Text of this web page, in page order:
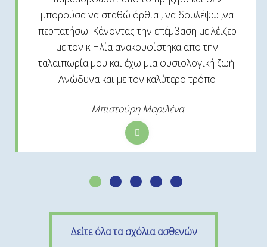
μπορούσα να σταθώ όρθια , να δουλέψω ,να
περπατήσω. Κάνοντας την επέμβαση με λέιζερ
με τον κ Ηλία ανακουφίστηκα απο την
ταλαιπωρία μου και έχω μια φυσιολογική ζωή.
Ανώδυνα και με τον καλύτερο τρόπο
Μπιστούρη Μαριλένα
Δείτε όλα τα σχόλια ασθενών